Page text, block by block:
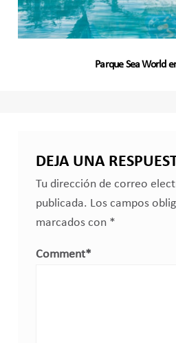
Parque Sea World
DEJA UNA
Tu dirección de correo
publicada. Los campos
marcados con *
Comment*